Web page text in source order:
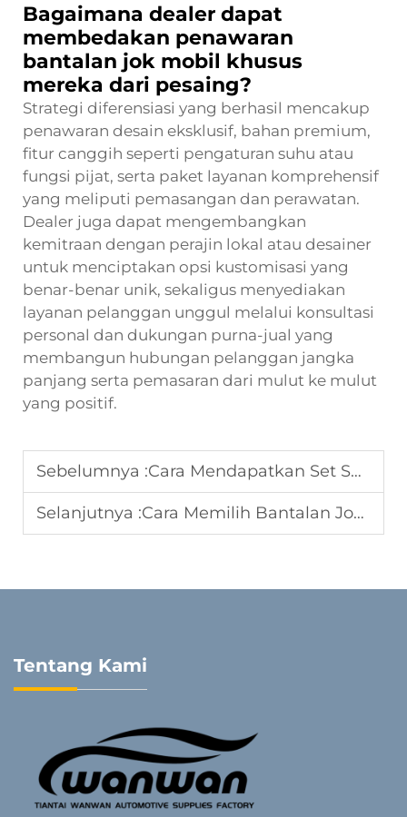
Bagaimana dealer dapat
membedakan penawaran
bantalan jok mobil khusus
mereka dari pesaing?
Strategi diferensiasi yang berhasil mencakup
penawaran desain eksklusif, bahan premium,
fitur canggih seperti pengaturan suhu atau
fungsi pijat, serta paket layanan komprehensif
yang meliputi pemasangan dan perawatan.
Dealer juga dapat mengembangkan
kemitraan dengan perajin lokal atau desainer
untuk menciptakan opsi kustomisasi yang
benar-benar unik, sekaligus menyediakan
layanan pelanggan unggul melalui konsultasi
personal dan dukungan purna-jual yang
membangun hubungan pelanggan jangka
panjang serta pemasaran dari mulut ke mulut
yang positif.
Sebelumnya :Cara Mendapatkan Set Sarung Jok Mobil Premium dari Produsen yang Andal
Selanjutnya :Cara Memilih Bantalan Jok Mobil yang Tepat untuk Pasokan OEM atau Grosir
Tentang Kami